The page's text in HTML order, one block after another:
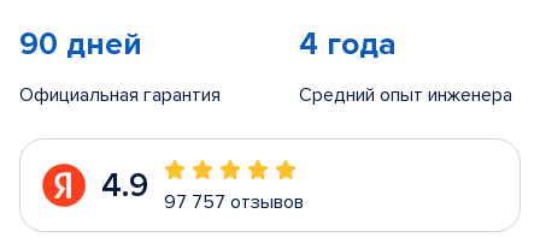
90 дней
Официальная гарантия
4 года
Средний опыт инженера
4.9 97 757 отзывов